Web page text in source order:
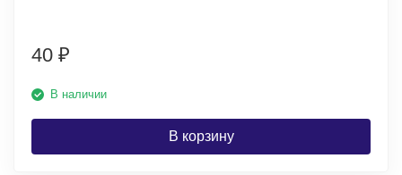
40 ₽
В наличии
В корзину